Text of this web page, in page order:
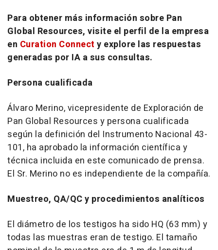
Para obtener más información sobre Pan
Global Resources, visite el perfil de la empresa
en Curation Connect y explore las respuestas
generadas por IA a sus consultas.
Persona cualificada
Álvaro Merino, vicepresidente de Exploración de
Pan Global Resources y persona cualificada
según la definición del Instrumento Nacional 43-
101, ha aprobado la información científica y
técnica incluida en este comunicado de prensa.
El Sr. Merino no es independiente de la compañía.
Muestreo, QA/QC y procedimientos analíticos
El diámetro de los testigos ha sido HQ (63 mm) y
todas las muestras eran de testigo. El tamaño